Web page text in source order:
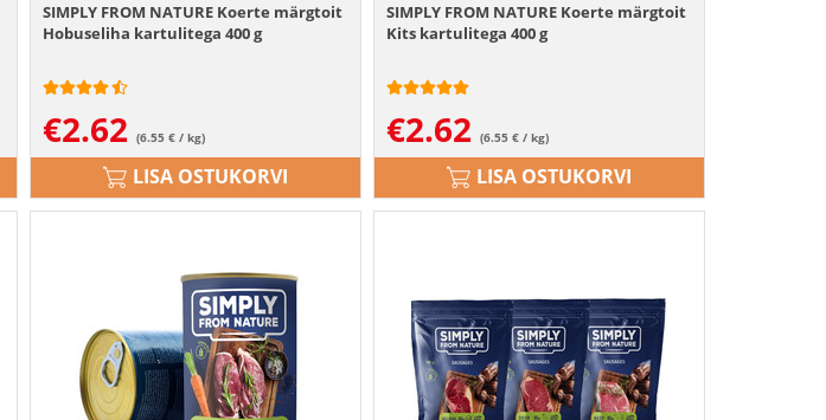
SIMPLY FROM NATURE Koerte märgtoit
Hobuseliha kartulitega 400 g
€2.62 (6.55 € / kg)
LISA OSTUKORVI
SIMPLY FROM NATURE Koerte märgtoit
Kits kartulitega 400 g
€2.62 (6.55 € / kg)
LISA OSTUKORVI